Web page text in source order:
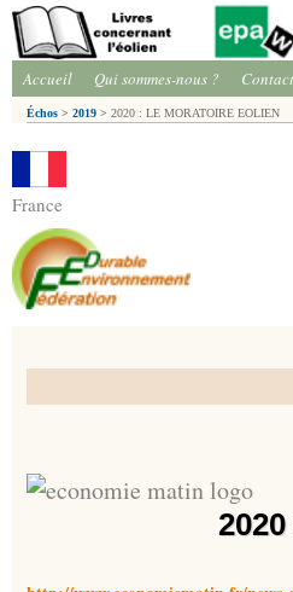
Accueil Qui sommes-nous ? Contact
Échos > 2019 > 2020 : LE MORATOIRE EOLIEN
France